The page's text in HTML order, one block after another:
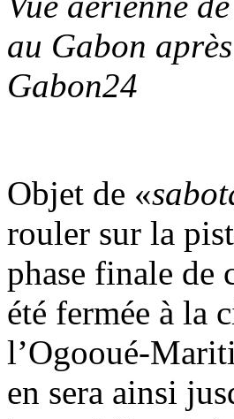
au Gabon
Gabon24
Objet de «
rouler sur la
phase finale de
été fermée à la
l’Ogooué-
en sera ainsi